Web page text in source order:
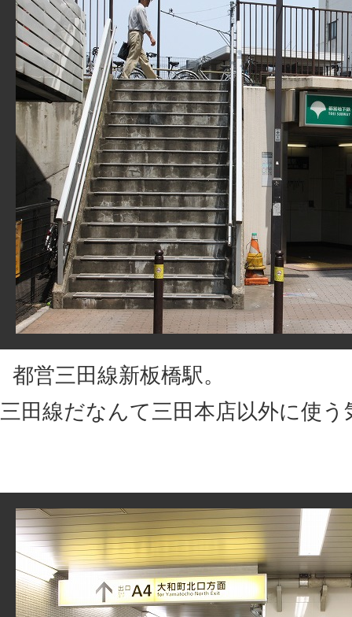
都営三田線新板橋駅。
三田線だなんて三田本店以外に使